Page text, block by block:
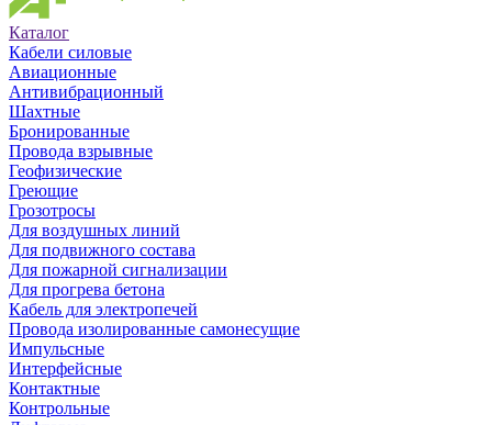
Каталог
Кабели силовые
Авиационные
Антивибрационный
Шахтные
Бронированные
Провода взрывные
Геофизические
Греющие
Грозотросы
Для воздушных линий
Для подвижного состава
Для пожарной сигнализации
Для прогрева бетона
Кабель для электропечей
Провода изолированные самонесущие
Импульсные
Интерфейсные
Контактные
Контрольные